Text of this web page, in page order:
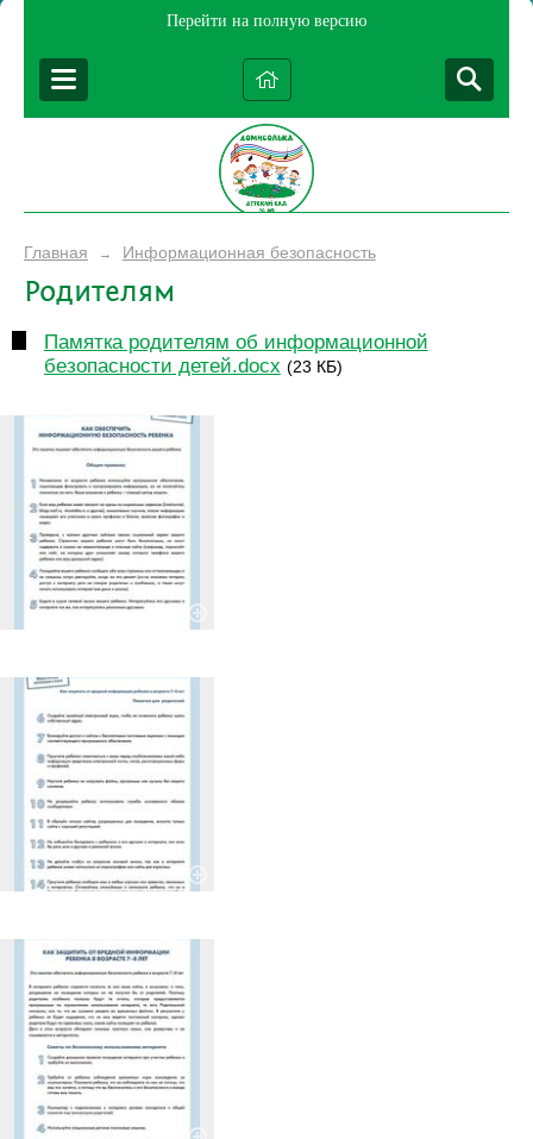
Перейти на полную версию
Главная → Информационная безопасность
Родителям
Памятка родителям об информационной
безопасности детей.docx (23 КБ)